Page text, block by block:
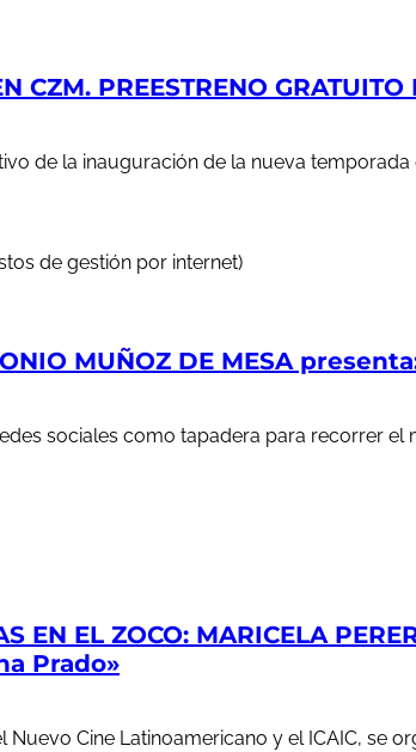
CZM. PREESTRENO
de la inauguración de la nueva
de gestión por internet)
MUÑOZ DE MESA
sociales como tapadera para recorrer
EN EL ZOCO: MARICELA
Prado»
Cine Latinoamericano y el ICAIC, se